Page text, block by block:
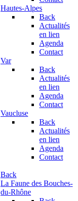
Hautes-Alpes
Back
Actualités
en lien
Agenda
Contact
Var
Back
Actualités
en lien
Agenda
Contact
Vaucluse
Back
Actualités
en lien
Agenda
Contact
Back
La Faune des Bouches-
du-Rhône